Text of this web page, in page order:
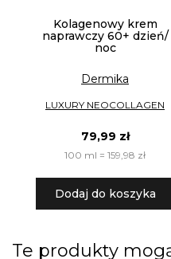
Kolagenowy krem
naprawczy 60+ dzień/
noc
Dermika
LUXURY NEOCOLLAGEN
79,99 zł
100 ml = 159,98 zł
Dodaj do koszyka
Te produkty